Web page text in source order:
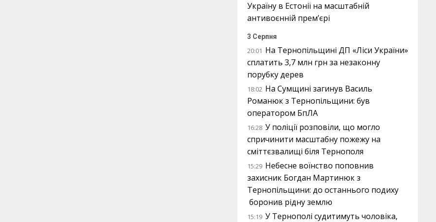
Україну в Естонії на масштабній
антивоєнній прем’єрі
3 Серпня
20:01 На Тернопільщині ДП «Ліси України»
сплатить 3,7 млн грн за незаконну
порубку дерев
18:02 На Сумщині загинув Василь
Романюк з Тернопільщини: був
оператором БпЛА
16:28 У поліції розповіли, що могло
спричинити масштабну пожежу на
сміттєзвалищі біля Тернополя
15:29 Небесне воїнство поповнив
захисник Богдан Мартинюк з
Тернопільщини: до останнього подиху
боронив рідну землю
15:19 У Тернополі судитимуть чоловіка,